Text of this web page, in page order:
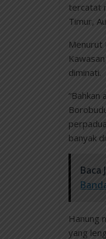
tercatat
Timur,
Menurut
diminati.
“Bahkan
banyak
Baca
Hanung
yang